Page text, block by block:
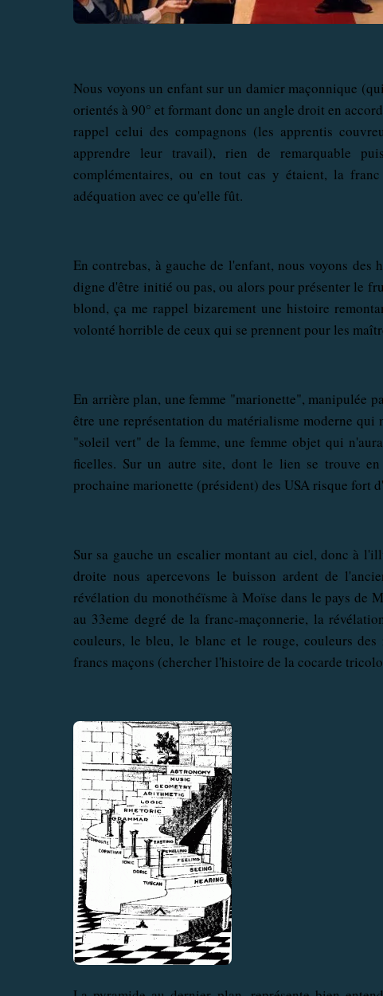
Nous voyons un enfant sur un damier maçonnique
orientés à 90° et formant donc un angle droit en
rappel celui des compagnons (les apprentis
apprendre leur travail), rien de remarquable
complémentaires, ou en tout cas y étaient, la
adéquation avec ce qu'elle fût.
En contrebas, à gauche de l'enfant, nous voyons
digne d'être initié ou pas, ou alors pour présenter le
blond, ça me rappel bizarement une histoire
volonté horrible de ceux qui se prennent pour les
En arrière plan, une femme "marionette", manipulée
être une représentation du matérialisme moderne
"soleil vert" de la femme, une femme objet qui
ficelles. Sur un autre site, dont le lien se trouve
prochaine marionette (président) des USA risque fort
Sur sa gauche un escalier montant au ciel, donc à
droite nous apercevons le buisson ardent de
révélation du monothéïsme à Moïse dans le pays de
au 33eme degré de la franc-maçonnerie, la
couleurs, le bleu, le blanc et le rouge, couleurs des
francs maçons (chercher l'histoire de la cocarde